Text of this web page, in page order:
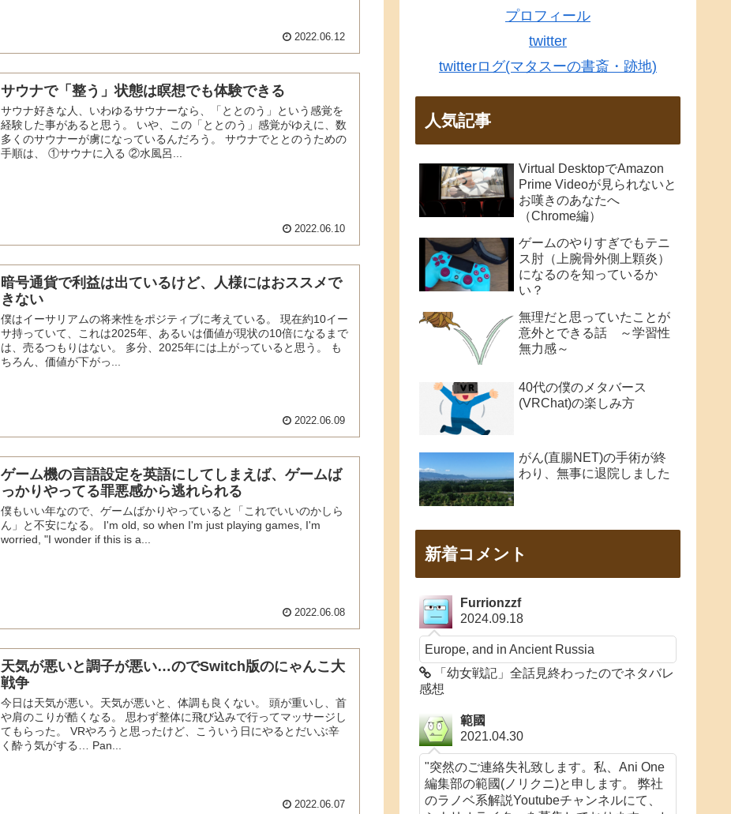
2022.06.12
サウナで「整う」状態は瞑想でも体験できる
サウナ好きな人、いわゆるサウナーなら、「ととのう」という感覚を
経験した事があると思う。 いや、この「ととのう」感覚がゆえに、数
多くのサウナーが虜になっているんだろう。 サウナでととのうための
手順は、 ①サウナに入る ②水風呂...
2022.06.10
暗号通貨で利益は出ているけど、人様にはおススメで
きない
僕はイーサリアムの将来性をポジティブに考えている。 現在約10イー
サ持っていて、これは2025年、あるいは価値が現状の10倍になるまで
は、売るつもりはない。 多分、2025年には上がっていると思う。 も
ちろん、価値が下がっ...
2022.06.09
ゲーム機の言語設定を英語にしてしまえば、ゲームば
っかりやってる罪悪感から逃れられる
僕もいい年なので、ゲームばかりやっていると「これでいいのかしら
ん」と不安になる。 I'm old, so when I'm just playing games, I'm
worried, "I wonder if this is a...
2022.06.08
天気が悪いと調子が悪い…のでSwitch版のにゃんこ大
戦争
今日は天気が悪い。天気が悪いと、体調も良くない。 頭が重いし、首
や肩のこりが酷くなる。 思わず整体に飛び込みで行ってマッサージし
てもらった。 VRやろうと思ったけど、こういう日にやるとだいぶ辛
く酔う気がする… Pan...
2022.06.07
プロフィール
twitter
twitterログ(マタスーの書斎・跡地)
人気記事
Virtual DesktopでAmazon
Prime Videoが見られないと
お嘆きのあなたへ
（Chrome編）
ゲームのやりすぎでもテニ
ス肘（上腕骨外側上顆炎）
になるのを知っているか
い？
無理だと思っていたことが
意外とできる話 ～学習性
無力感～
40代の僕のメタバース
(VRChat)の楽しみ方
がん(直腸NET)の手術が終
わり、無事に退院しました
新着コメント
Furrionzzf
2024.09.18
Europe, and in Ancient Russia
「幼女戦記」全話見終わったのでネタバレ
感想
範國
2021.04.30
"突然のご連絡失礼致します。私、Ani One
編集部の範國(ノリクニ)と申します。 弊社
のラノベ系解説Youtubeチャンネルにて、